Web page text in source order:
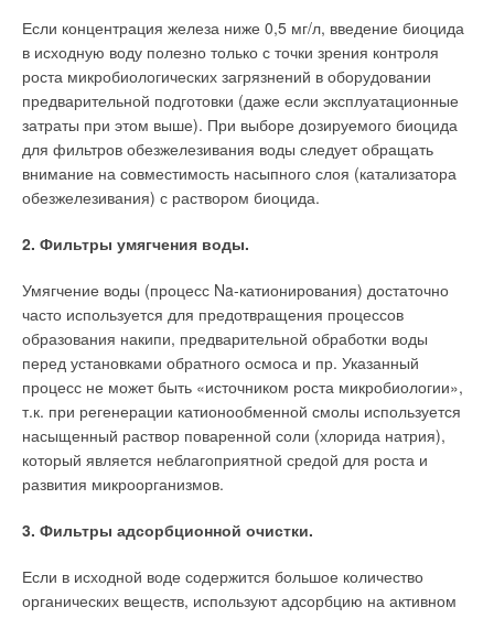
Если концентрация железа ниже 0,5 мг/л, введение биоцида
в исходную воду полезно только с точки зрения контроля
роста микробиологических загрязнений в оборудовании
предварительной подготовки (даже если эксплуатационные
затраты при этом выше). При выборе дозируемого биоцида
для фильтров обезжелезивания воды следует обращать
внимание на совместимость насыпного слоя (катализатора
обезжелезивания) с раствором биоцида.
2. Фильтры умягчения воды.
Умягчение воды (процесс Na-катионирования) достаточно
часто используется для предотвращения процессов
образования накипи, предварительной обработки воды
перед установками обратного осмоса и пр. Указанный
процесс не может быть «источником роста микробиологии»,
т.к. при регенерации катионообменной смолы используется
насыщенный раствор поваренной соли (хлорида натрия),
который является неблагоприятной средой для роста и
развития микроорганизмов.
3. Фильтры адсорбционной очистки.
Если в исходной воде содержится большое количество
органических веществ, используют адсорбцию на активном